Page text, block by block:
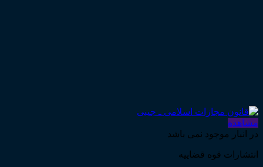
مشاهده
در انبار موجود نمی باشد
انتشارات قوه قضاییه